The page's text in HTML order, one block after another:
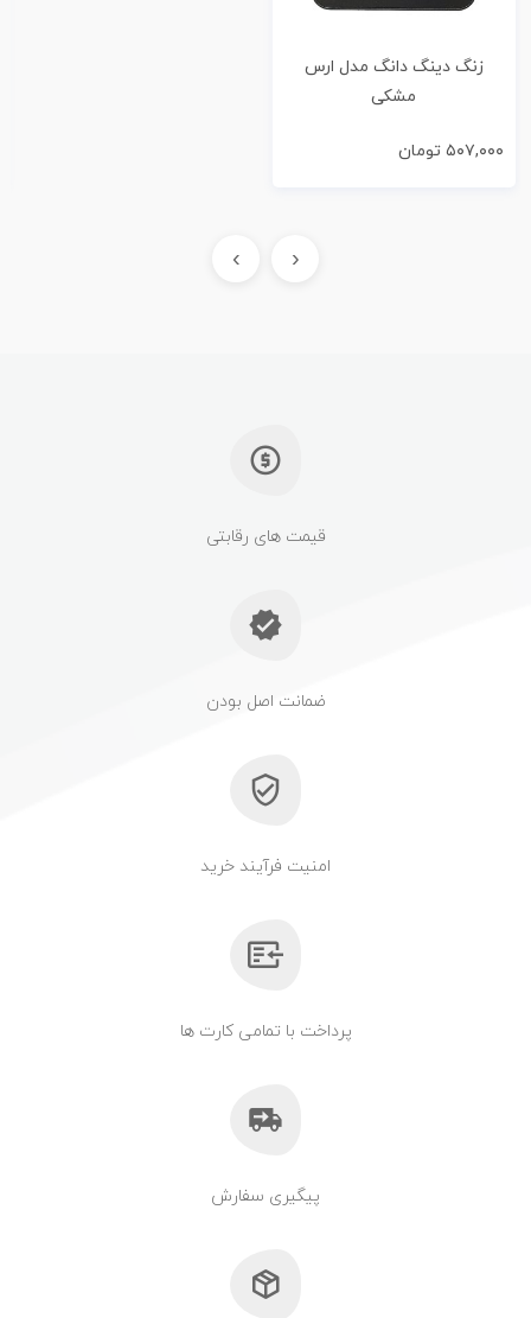
زنگ دینگ دانگ مدل ارس
مشکی
۵۰۷,۰۰۰ تومان
‹
›
قیمت های رقابتی
ضمانت اصل بودن
امنیت فرآیند خرید
پرداخت با تمامی کارت ها
پیگیری سفارش